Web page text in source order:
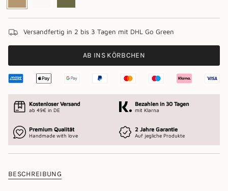
oder
oder
Versandfertig in 2 bis 3 Tagen mit DHL Go Green
AB INS KÖRBCHEN
Kostenloser Versand
ab 49€ in DE
Bezahlen in 30 Tagen
mit Klarna
Premium Qualität
Handmade with love
2 Jahre Garantie
Auf jegliche Produkte
BESCHREIBUNG